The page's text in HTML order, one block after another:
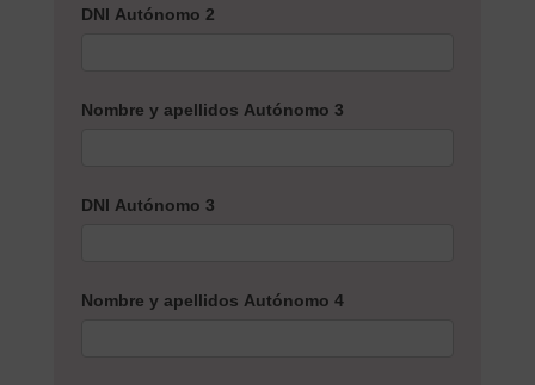
DNI Autónomo 2
Nombre y apellidos Autónomo 3
DNI Autónomo 3
Nombre y apellidos Autónomo 4